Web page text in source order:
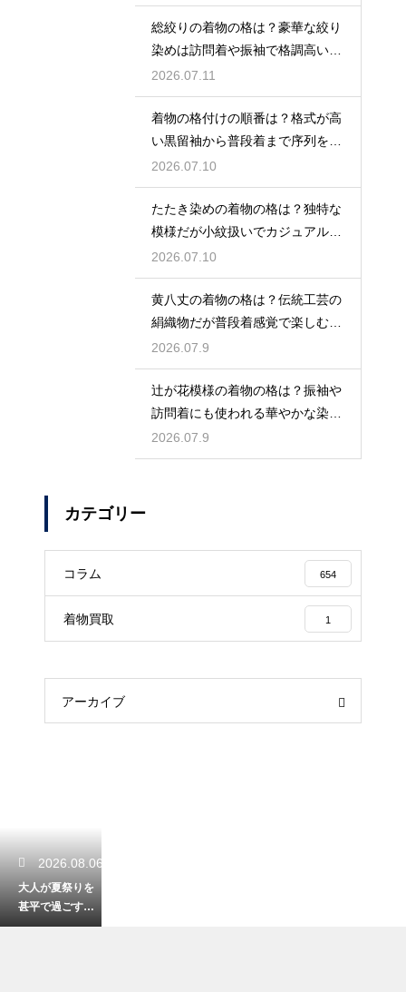
総絞りの着物の格は？豪華な絞り
染めは訪問着や振袖で格調高い印
象に
2026.07.11
着物の格付けの順番は？格式が高
い黒留袖から普段着まで序列を解
説
2026.07.10
たたき染めの着物の格は？独特な
模様だが小紋扱いでカジュアルに
着こなす
2026.07.10
黄八丈の着物の格は？伝統工芸の
絹織物だが普段着感覚で楽しむお
しゃれ着
2026.07.9
辻が花模様の着物の格は？振袖や
訪問着にも使われる華やかな染め
の格式
2026.07.9
カテゴリー
コラム 654
着物買取 1
アーカイブ
2026.08.06
大人が夏祭りを
甚平で過ごす粋
なコーデ！かっ